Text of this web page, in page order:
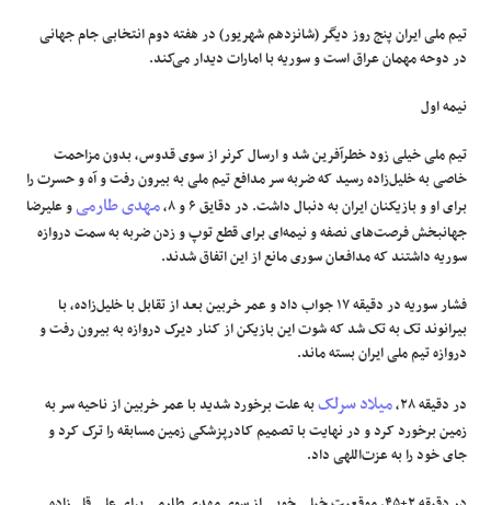
تیم ملی ایران پنج روز دیگر (شانزدهم شهریور) در هفته دوم انتخابی جام جهانی
در دوحه مهمان عراق است و سوریه با امارات دیدار می‌کند.
نیمه اول
تیم ملی خیلی زود خطرآفرین شد و ارسال کرنر از سوی قدوس، بدون مزاحمت
خاصی به خلیل‌زاده رسید که ضربه سر مدافع تیم ملی به بیرون رفت و آه و حسرت را
برای او و بازیکنان ایران به دنبال داشت. در دقایق ۶ و ۸،
مهدی طارمیو علیرضا
جهانبخش فرصت‌های نصفه‌ و نیمه‌ای برای قطع توپ و زدن ضربه به سمت دروازه
سوریه داشتند که مدافعان سوری مانع از این اتفاق شدند.
فشار سوریه در دقیقه ۱۷ جواب داد و عمر خربین بعد از تقابل با خلیل‌زاده، با
بیرانوند تک به تک شد که شوت این بازیکن از کنار دیرک دروازه به بیرون رفت و
دروازه تیم ملی ایران بسته ماند.
در دقیقه ۲۸، میلاد سرلکبه علت برخورد شدید با عمر خربین از ناحیه سر به
زمین برخورد کرد و در نهایت با تصمیم کادرپزشکی زمین مسابقه را ترک کرد و
جای خود را به عزت‌اللهی داد.